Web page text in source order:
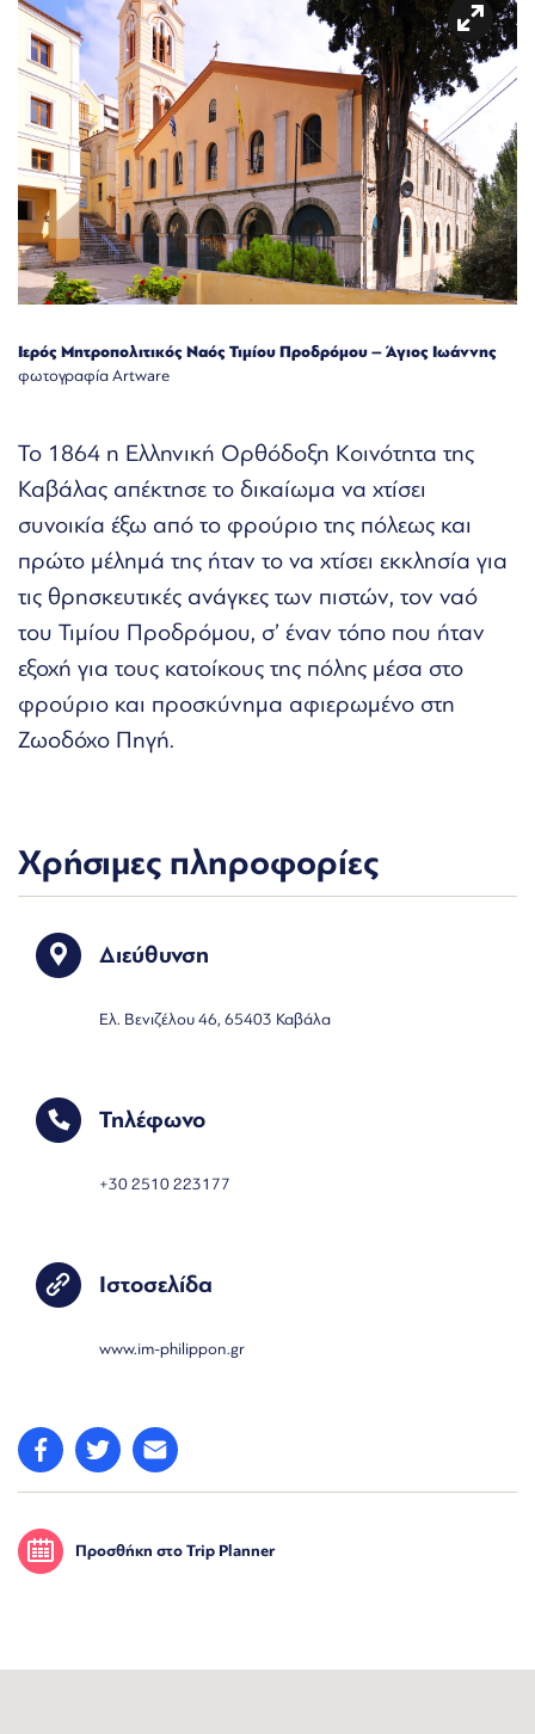
Ιερός Μητροπολιτικός Ναός Τιμίου Προδρόμου – Άγιος Ιωάννης
φωτογραφία Artware
Το 1864 η Ελληνική Ορθόδοξη Κοινότητα της
Καβάλας απέκτησε το δικαίωμα να χτίσει
συνοικία έξω από το φρούριο της πόλεως και
πρώτο μέλημά της ήταν το να χτίσει εκκλησία για
τις θρησκευτικές ανάγκες των πιστών, τον ναό
του Τιμίου Προδρόμου, σ’ έναν τόπο που ήταν
εξοχή για τους κατοίκους της πόλης μέσα στο
φρούριο και προσκύνημα αφιερωμένο στη
Ζωοδόχο Πηγή.
Χρήσιμες πληροφορίες
Διεύθυνση
Ελ. Βενιζέλου 46, 65403 Καβάλα
Τηλέφωνο
+30 2510 223177
Ιστοσελίδα
www.im-philippon.gr
Προσθήκη στο Trip Planner